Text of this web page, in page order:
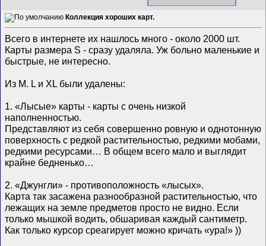
Коллекция хороших карт.
Всего в интернете их нашлось много - около 2000 шт.
Карты размера S - сразу удаляла. Уж больно маленькие и
быстрые, не интересно.
Из M. L и XL были удалены:
1. «Лысые» карты - карты с очень низкой
наполненностью.
Представляют из себя совершенно ровную и однотонную
поверхность с редкой растительностью, редкими мобами,
редкими ресурсами… В общем всего мало и выглядит
крайне бедненько…
2. «Джунгли» - противоположность «лысых».
Карта так засажена разнообразной растительностью, что
лежащих на земле предметов просто не видно. Если
только мышкой водить, обшаривая каждый сантиметр.
Как только курсор среагирует можно кричать «ура!» ))